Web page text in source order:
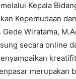
Kepala
Kepemudaan
Gede Wiratama,
secara online
merupakan